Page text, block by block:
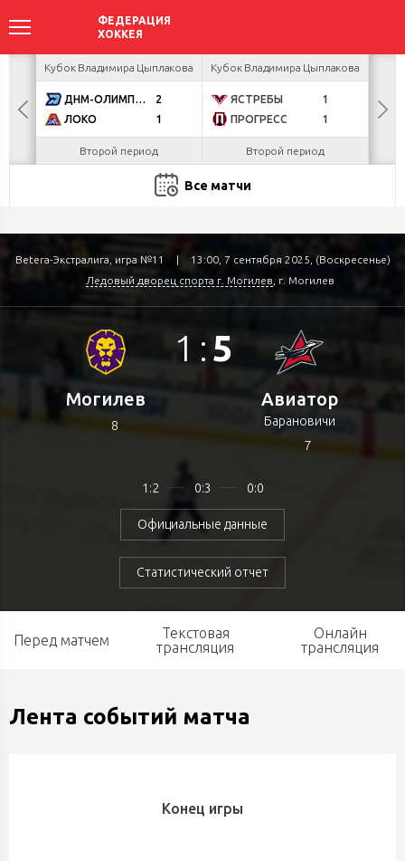
Кубок Владимира Цыплакова
ДНМ-ОЛИМПИК
2
ЛОКО
1
Второй период
Кубок Владимира Цыплакова
ЯСТРЕБЫ
1
ПРОГРЕСС
1
Второй период
Все матчи
Betera-Экстралига, игра №11 |
13:00, 7 сентября 2025, (Воскресенье)
Ледовый дворец спорта г. Могилев , г. Могилев
Могилев
8
1 : 5
1:2 0:3 0:0
Официальные данные
Статистический отчет
Авиатор
Барановичи
7
Перед матчем
Текстовая
трансляция
Онлайн
трансляция
Лента событий матча
Конец игры